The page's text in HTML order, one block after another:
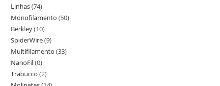
Linhas(74)
Monofilamento (50)
Berkley(10)
SpiderWire(9)
Multifilamento (33)
NanoFil(0)
Trabucco (2)